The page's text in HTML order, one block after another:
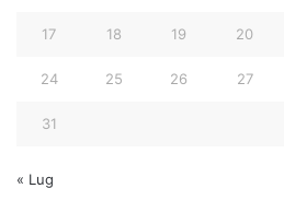
17 18 19 20
24 25 26 27
31
« Lug